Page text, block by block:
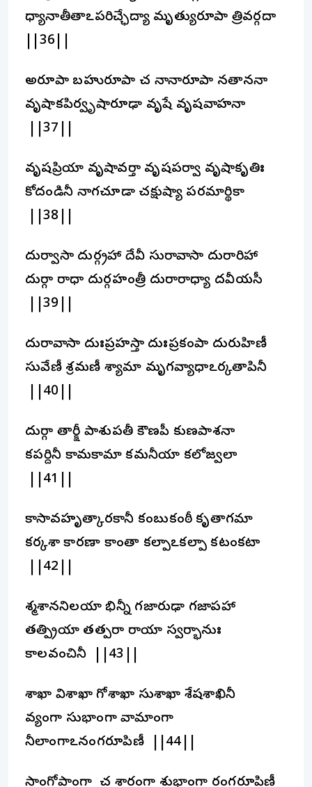
ధ్యానాతీతాఽపరిచ్ఛేద్యా మృత్యురూపా త్రివర్గదా
||36||
అరూపా బహురూపా చ నానారూపా నతాననా
వృషాకపిర్వృషారూఢా వృషేశీ వృషవాహనా
||37||
వృషప్రియా వృషావర్తా వృషపర్వా వృషాకృతిః
కోదండినీ నాగచూడా చక్షుష్యా పరమార్థికా
||38||
దుర్వాసా దుర్గ్రహా దేవీ సురావాసా దురారిహా
దుర్గా రాధా దుర్గహంత్రీ దురారాధ్యా దవీయసీ
||39||
దురావాసా దుఃప్రహస్తా దుఃప్రకంపా దురుహిణీ
సువేణీ శ్రమణీ శ్యామా మృగవ్యాధాఽర్కతాపినీ
||40||
దుర్గా తార్క్షీ పాశుపతీ కౌణపీ కుణపాశనా
కపర్దినీ కామకామా కమనీయా కలోజ్వలా
||41||
కాసావహృత్కారకానీ కంబుకంఠీ కృతాగమా
కర్కశా కారణా కాంతా కల్పాఽకల్పా కటంకటా
||42||
శ్మశాననిలయా భిన్నీ గజారుఢా గజాపహా
తత్ప్రియా తత్పరా రాయా స్వర్భానుః
కాలవంచినీ ||43||
శాఖా విశాఖా గోశాఖా సుశాఖా శేషశాఖినీ
వ్యంగా సుభాంగా వామాంగా
నీలాంగాఽనంగరూపిణీ ||44||
సాంగోపాంగా చ శారంగా శుభాంగా రంగరూపిణీ